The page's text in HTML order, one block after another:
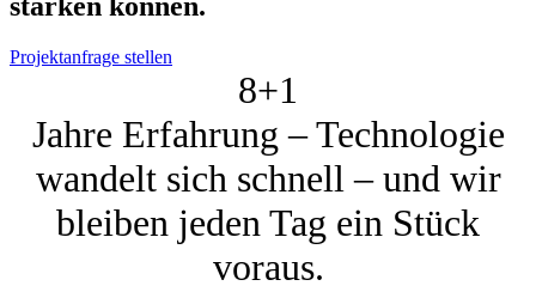
stär­ken kön­nen.
Projektanfrage stellen
8+1
Jahre Erfahrung – Technologie
wandelt sich schnell – und wir
bleiben jeden Tag ein Stück
voraus.